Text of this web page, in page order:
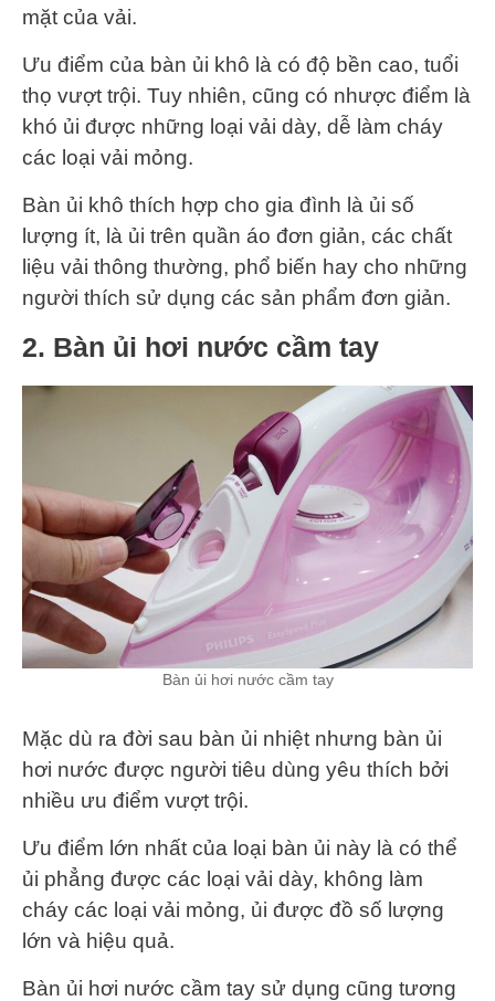
mặt của vải.
Ưu điểm của bàn ủi khô là có độ bền cao, tuổi
thọ vượt trội. Tuy nhiên, cũng có nhược điểm là
khó ủi được những loại vải dày, dễ làm cháy
các loại vải mỏng.
Bàn ủi khô thích hợp cho gia đình là ủi số
lượng ít, là ủi trên quần áo đơn giản, các chất
liệu vải thông thường, phổ biến hay cho những
người thích sử dụng các sản phẩm đơn giản.
2. Bàn ủi hơi nước cầm tay
Bàn ủi hơi nước cầm tay
Mặc dù ra đời sau bàn ủi nhiệt nhưng bàn ủi
hơi nước được người tiêu dùng yêu thích bởi
nhiều ưu điểm vượt trội.
Ưu điểm lớn nhất của loại bàn ủi này là có thể
ủi phẳng được các loại vải dày, không làm
cháy các loại vải mỏng, ủi được đồ số lượng
lớn và hiệu quả.
Bàn ủi hơi nước cầm tay sử dụng cũng tương